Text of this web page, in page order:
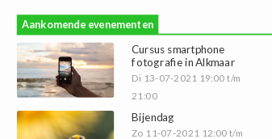
Aankomende evenementen
Cursus smartphone
fotografie in Alkmaar
Di 13-07-2021 19:00 t/m
21:00
Bijendag
Zo 11-07-2021 12:00 t/m